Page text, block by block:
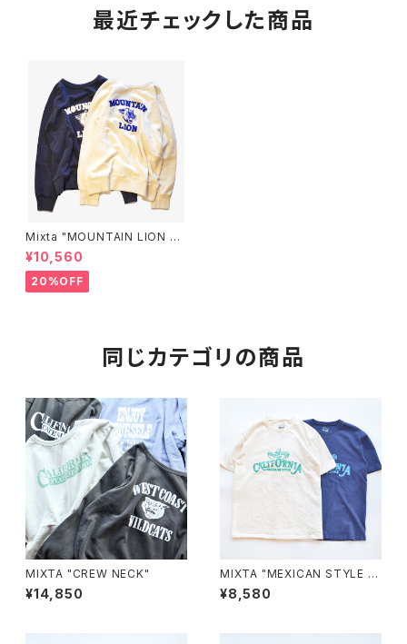
最近チェックした商品
Mixta "MOUNTAIN LION Cr
ew Sweat”
¥10,560
20%OFF
同じカテゴリの商品
MIXTA "CREW NECK"
¥14,850
MIXTA "MEXICAN STYLE T
EE"
¥8,580